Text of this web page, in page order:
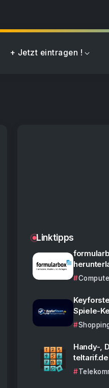
+ Jetzt eintragen !
Linktipps
Spiele-
Handy-,
teltarif.de